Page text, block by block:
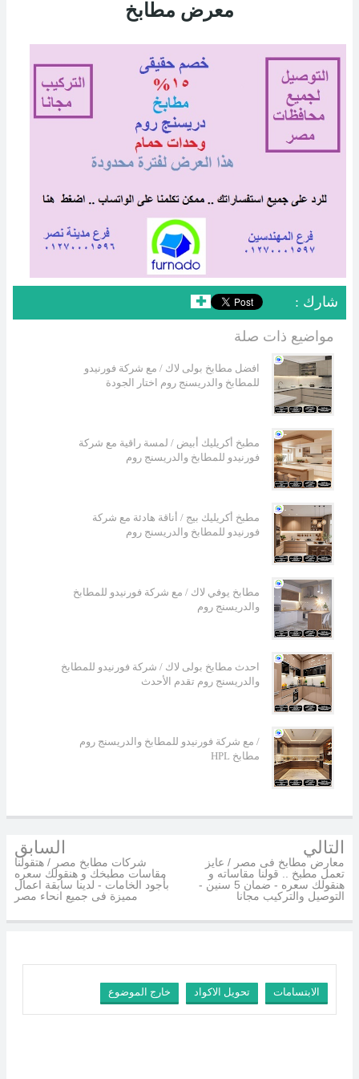
معرض مطابخ
: شارك ✚
مواضيع ذات صلة
افضل مطابخ بولى لاك / مع شركة فورنيدو
للمطابخ والدريسنج روم اختار الجودة
مطبخ أكريليك أبيض / لمسة راقية مع شركة
فورنيدو للمطابخ والدريسنج روم
مطبخ أكريليك بيج / أناقة هادئة مع شركة
فورنيدو للمطابخ والدريسنج روم
مطابخ يوفي لاك / مع شركة فورنيدو للمطابخ
والدريسنج روم
احدث مطابخ بولى لاك / شركة فورنيدو للمطابخ
والدريسنج روم تقدم الأحدث
مع شركة فورنيدو للمطابخ والدريسنج روم /
HPL مطابخ
التالي
معارض مطابخ فى مصر / عايز
تعمل مطبخ .. قولنا مقاساته و
هنقولك سعره - ضمان 5 سنين -
التوصيل والتركيب مجانا
السابق
شركات مطابخ مصر / هتقولنا
مقاسات مطبخك و هنقولك سعره
بأجود الخامات - لدينا سابقة اعمال
مميزة فى جميع انحاء مصر
خارج الموضوع تحويل الاكواد الابتسامات